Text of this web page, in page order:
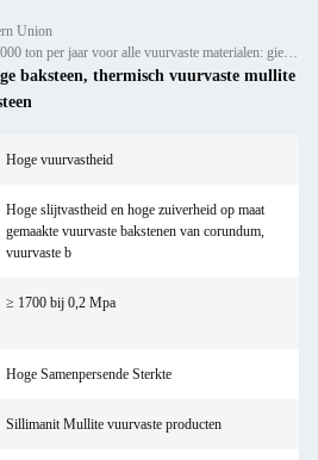
Union
Levering vermogen: meer dan 120.000 ton per jaar voor alle vuurvaste materialen: gietijzer, voorlijsten en bakstenen
baksteen, thermisch vuurvaste mullite
Hoge vuurvastheid
Hoge slijtvastheid en hoge zuiverheid op maat
gemaakte vuurvaste bakstenen van corundum,
vuurvaste b
≥ 1700 bij 0,2 Mpa
Hoge Samenpersende Sterkte
Sillimanit Mullite vuurvaste producten